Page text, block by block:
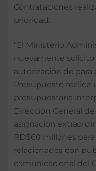
Contrataciones
prioridad.
“El Ministerio
nuevamente solicito
autorización de para
Presupuesto realice
presupuestaria
Dirección General
asignación
RD$60 millones
relacionados con
comunicacional del